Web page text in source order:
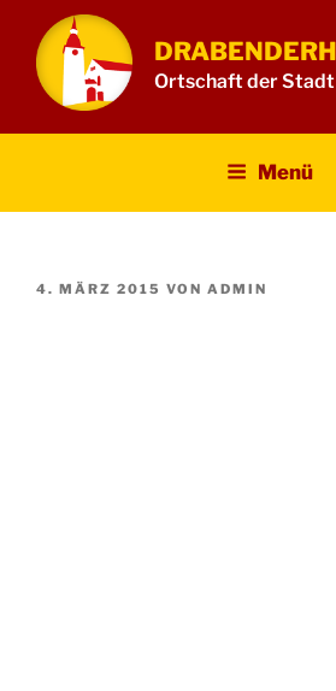
Inhalt
springen
Ortschaft der Stadt
Menü
VERÖFFENTLICHT
4. MÄRZ 2015 VON ADMIN